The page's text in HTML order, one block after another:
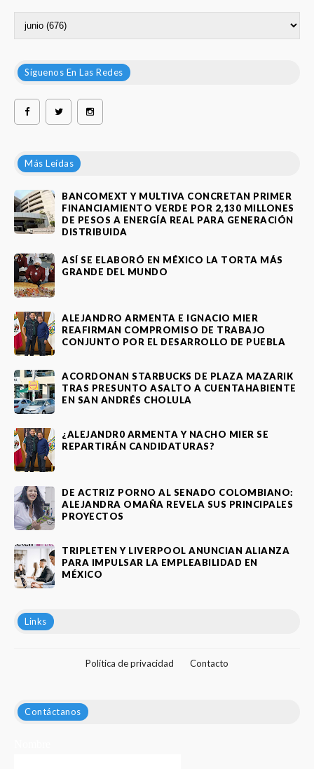
Síguenos En Las Redes
Más Leídas
BANCOMEXT Y MULTIVA CONCRETAN PRIMER
FINANCIAMIENTO VERDE POR 2,130 MILLONES
DE PESOS A ENERGÍA REAL PARA GENERACIÓN
DISTRIBUIDA
ASÍ SE ELABORÓ EN MÉXICO LA TORTA MÁS
GRANDE DEL MUNDO
ALEJANDRO ARMENTA E IGNACIO MIER
REAFIRMAN COMPROMISO DE TRABAJO
CONJUNTO POR EL DESARROLLO DE PUEBLA
ACORDONAN STARBUCKS DE PLAZA MAZARIK
TRAS PRESUNTO ASALTO A CUENTAHABIENTE
EN SAN ANDRÉS CHOLULA
¿ALEJANDR0 ARMENTA Y NACHO MIER SE
REPARTIRÁN CANDIDATURAS?
DE ACTRIZ PORNO AL SENADO COLOMBIANO:
ALEJANDRA OMAÑA REVELA SUS PRINCIPALES
PROYECTOS
TRIPLETEN Y LIVERPOOL ANUNCIAN ALIANZA
PARA IMPULSAR LA EMPLEABILIDAD EN
MÉXICO
Links
Política de privacidad Contacto
Contáctanos